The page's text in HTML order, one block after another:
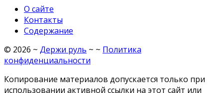
О сайте
Контакты
Содержание
© 2026 ~ Держи руль ~ ~ Политика
конфиденциальности
Копирование материалов допускается только при
использовании активной ссылки на этот сайт или